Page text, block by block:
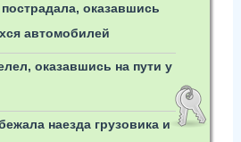
оказавшись
автомобилей
оказавшись на пути у
наезда грузовика и